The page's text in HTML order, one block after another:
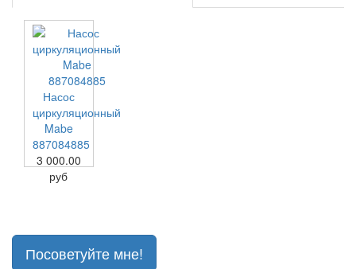
Насос
циркуляционный
Mabe
887084885
3 000.00
руб
Посоветуйте мне!